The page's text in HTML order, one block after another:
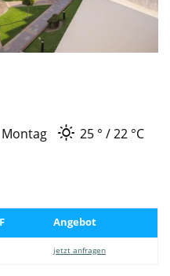
Montag 25 ° 22 °C
Angebot
jetzt anfragen